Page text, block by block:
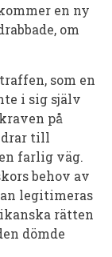
en ny
om
som en
i sig själv
på
till
farlig väg.
behov av
legitimeras
rätten
dömde